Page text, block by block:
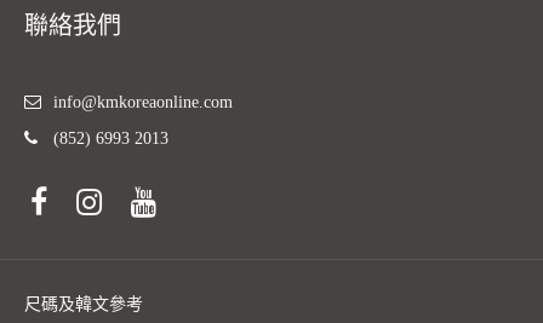
聯絡我們
info@kmkoreaonline.com
(852) 6993 2013
尺碼及韓文參考